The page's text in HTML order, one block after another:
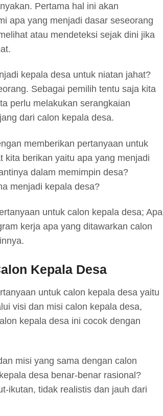
Pertama hal ini akan
apa yang menjadi dasar seseorang
atau mendeteksi sejak dini jika
kepala desa untuk niatan jahat?
Sebagai pemilih tentu saja kita
perlu melakukan serangkaian
dari calon kepala desa.
memberikan pertanyaan untuk
kita berikan yaitu apa yang menjadi
dalam memimpin desa?
menjadi kepala desa?
untuk calon kepala desa; Apa
kerja apa yang ditawarkan calon
Kepala Desa
untuk calon kepala desa yaitu
visi dan misi calon kepala desa,
kepala desa ini cocok dengan
misi yang sama dengan calon
desa benar-benar rasional?
ikutan, tidak realistis dan jauh dari